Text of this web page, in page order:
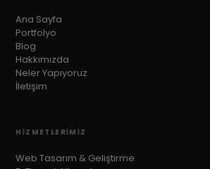
Ana Sayfa
Portfolyo
Blog
Hakkımızda
Neler Yapıyoruz
İletişim
HIZMETLERIMIZ
Web Tasarım & Geliştirme